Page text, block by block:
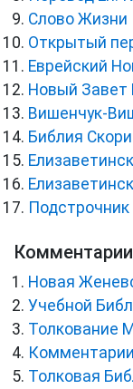
Слово Жизни
Открытый
Еврейский
Новый Завет
Вишенчук-
Библия
Подстрочник
Комментарии
Новая
Учебной
Толкование
Толковая